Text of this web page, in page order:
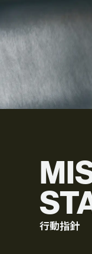
ブランディング
行動指針